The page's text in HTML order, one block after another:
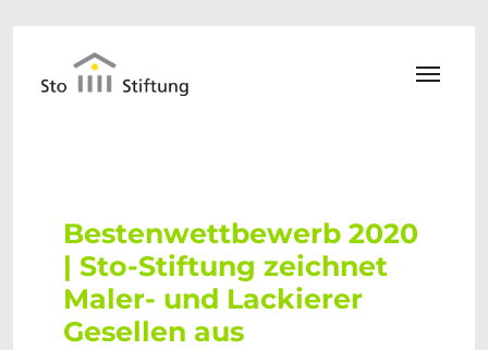
Bestenwettbewerb 2020
| Sto-Stiftung zeichnet
Maler- und Lackierer
Gesellen aus